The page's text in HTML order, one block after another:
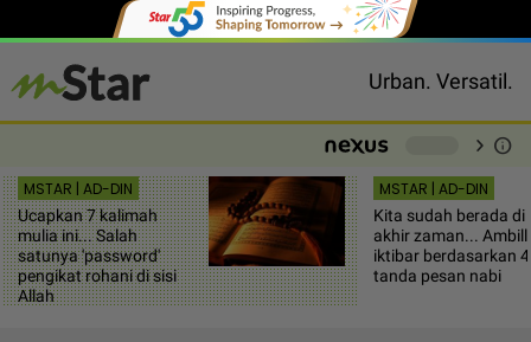
Urban. Versatil.
chevron_right info
MSTAR | AD-DIN
Ucapkan 7 kalimah
mulia ini... Salah
satunya 'password'
pengikat rohani di sisi
Allah
MSTAR | AD-DIN
Kita sudah berada di
akhir zaman...
iktibar berdasarkan 4
tanda pesan nabi